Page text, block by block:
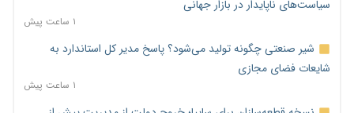
سیاست‌های ناپایدار در بازار جهانی
۱ ساعت پیش
شیر صنعتی چگونه تولید می‌شود؟ پاسخ مدیر کل استاندارد به
شایعات فضای مجازی
۱ ساعت پیش